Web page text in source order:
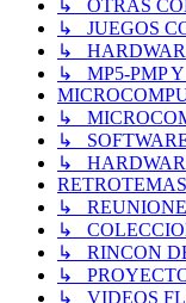
↳ OTRAS
↳ JUEGOS
↳
↳ MP5-PMP
↳
↳
↳
RETROTEMAS
↳
↳
↳ RINCON
↳
↳ VIDEOS